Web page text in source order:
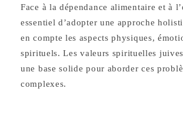
Face à la dépendance alimentaire et à
essentiel d’adopter une approche
en compte les aspects physiques,
spirituels. Les valeurs spirituelles
une base solide pour aborder ces
complexes.